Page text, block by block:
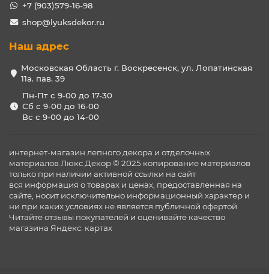
+7 (903)579-16-98
shop@lyuksdekor.ru
Наш адрес
Московская Область г. Воскресенск, ул. Лопатинская
11а. пав. 39
Пн-Пт с 9-00 до 17-30
Сб с 9-00 до 16-00
Вс с 9-00 до 14-00
интернет-магазин лепного декора и отделочных
материалов Люкс Декор © 2025 копирование материалов
только при наличии активной ссылки на сайт
вся информация о товарах и ценах, предоставленная на
сайте, носит исключительно информационный характер и
ни при каких условиях не является публичной офертой
Читайте отзывы покупателей и оценивайте качество
магазина Яндекс. картах